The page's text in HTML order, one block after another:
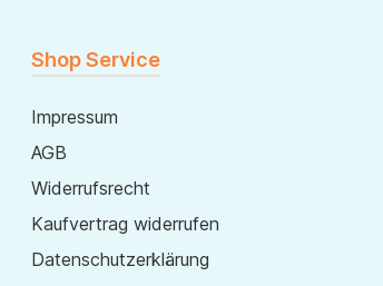
Shop Service
Impressum
AGB
Widerrufsrecht
Kaufvertrag widerrufen
Datenschutzerklärung